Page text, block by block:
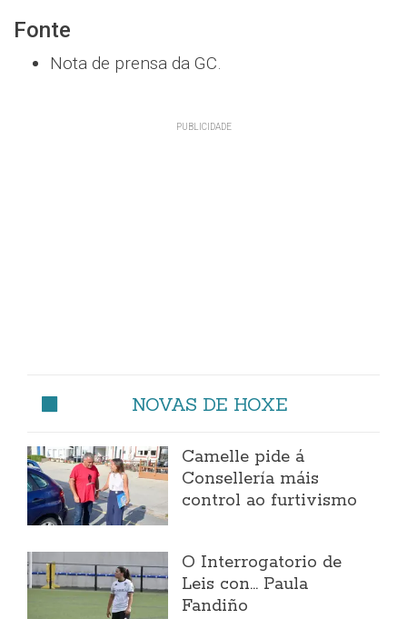
Fonte
Nota de prensa da GC.
NOVAS DE HOXE
Camelle pide á
Consellería máis
control ao furtivismo
O Interrogatorio de
Leis con... Paula
Fandiño